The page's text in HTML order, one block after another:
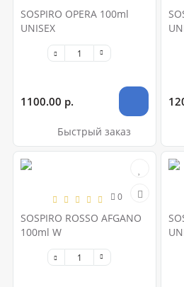
SOSPIRO OPERA 100ml
UNISEX
1100.00 р.
Быстрый заказ
0
SOSPIRO ROSSO AFGANO
100ml W